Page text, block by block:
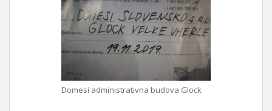
Domesi administrativna budova Glock